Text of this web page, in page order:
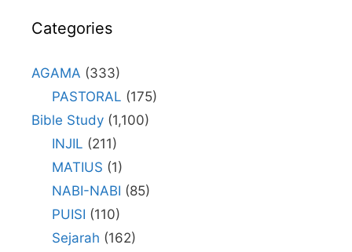
Categories
AGAMA (333)
PASTORAL (175)
Bible Study (1,100)
INJIL (211)
MATIUS (1)
NABI-NABI (85)
PUISI (110)
Sejarah (162)